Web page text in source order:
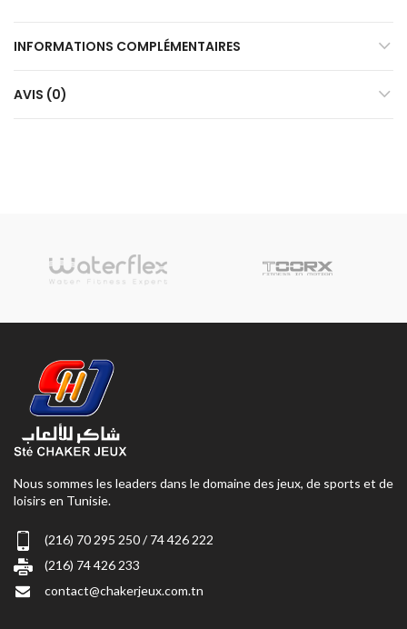
INFORMATIONS COMPLÉMENTAIRES
AVIS (0)
Nous sommes les leaders dans le domaine des jeux, de sports et de
loisirs en Tunisie.
(216) 70 295 250 / 74 426 222
(216) 74 426 233
contact@chakerjeux.com.tn